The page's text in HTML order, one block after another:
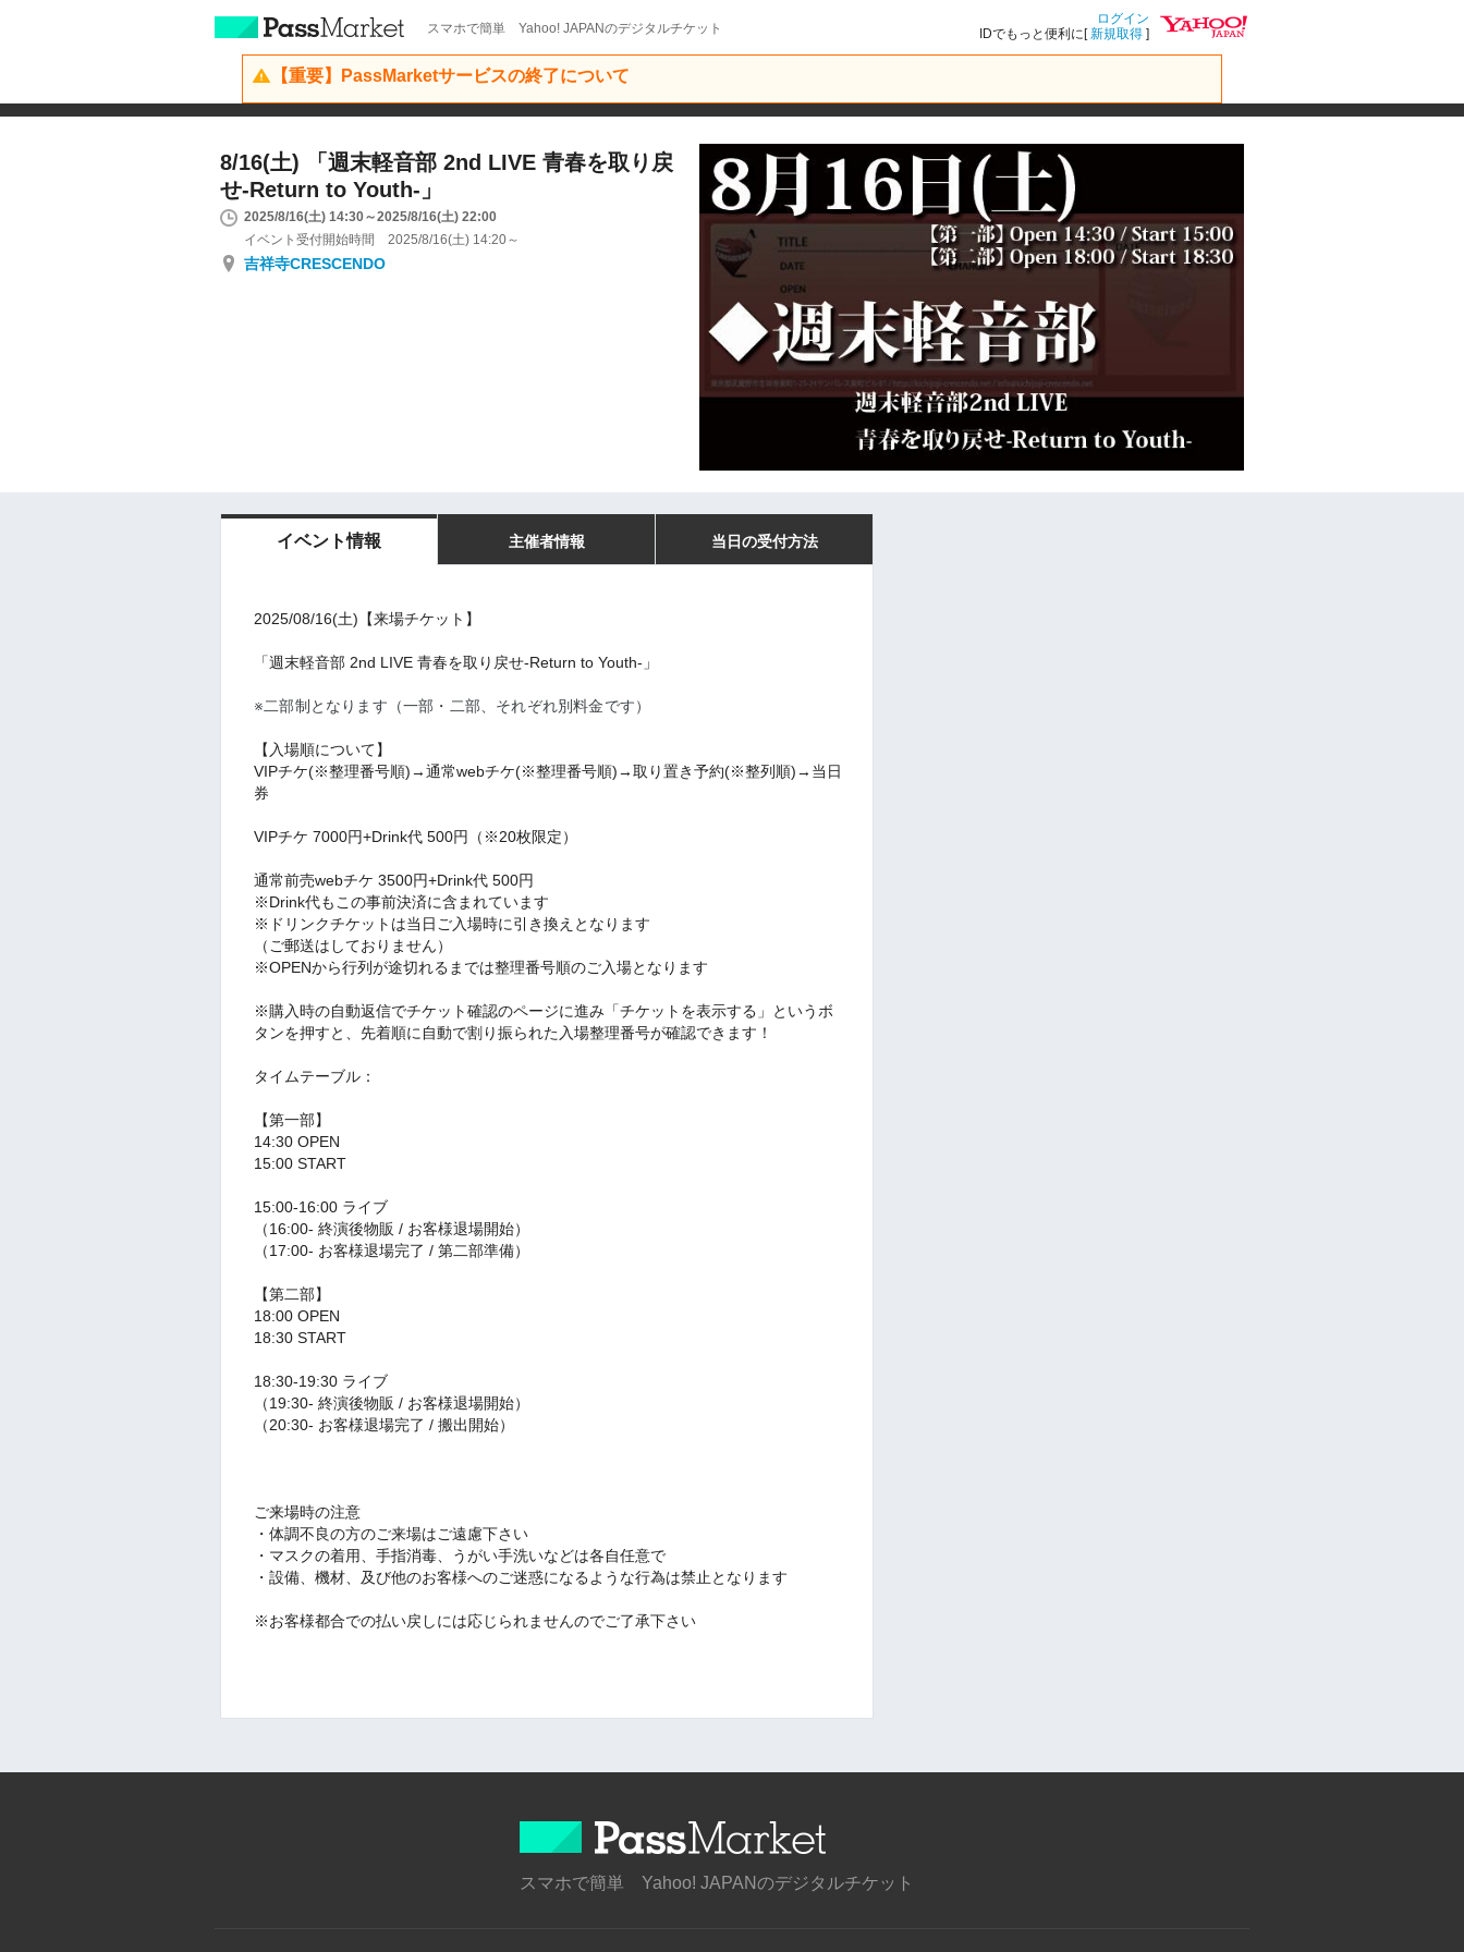
スマホで簡単 Yahoo! JAPANのデジタルチケット
ログイン
IDでもっと便利に[新規取得 ]
【重要】PassMarketサービスの終了について
8/16(土) 「週末軽音部 2nd LIVE 青春を取り戻
せ-Return to Youth-」
2025/8/16(土) 14:30～2025/8/16(土) 22:00
イベント受付開始時間 2025/8/16(土) 14:20～
吉祥寺CRESCENDO
イベント情報 主催者情報 当日の受付方法
2025/08/16(土) 【来場チケット】
「週末軽音部 2nd LIVE 青春を取り戻せ-Return to Youth-」
※二部制となります（一部・二部、それぞれ別料金です）
【入場順について】
VIPチケ(※整理番号順)→通常webチケ(※整理番号順)→取り置き予約(※整列順)→当日
券
VIPチケ 7000円+Drink代 500円（※20枚限定）
通常前売webチケ 3500円+Drink代 500円
※Drink代もこの事前決済に含まれています
※ドリンクチケットは当日ご入場時に引き換えとなります
（ご郵送はしておりません）
※OPENから行列が途切れるまでは整理番号順のご入場となります
※購入時の自動返信でチケット確認のページに進み「チケットを表示する」というボ
タンを押すと、先着順に自動で割り振られた入場整理番号が確認できます！
タイムテーブル：
【第一部】
14:30 OPEN
15:00 START
15:00-16:00 ライブ
（16:00- 終演後物販 / お客様退場開始）
（17:00- お客様退場完了 / 第二部準備）
【第二部】
18:00 OPEN
18:30 START
18:30-19:30 ライブ
（19:30- 終演後物販 / お客様退場開始）
（20:30- お客様退場完了 / 搬出開始）
ご来場時の注意
・体調不良の方のご来場はご遠慮下さい
・マスクの着用、手指消毒、
うがい手洗いなどは各自任意で
・設備、機材、及び他のお客様へのご迷惑になるような行為は禁止となります
※お客様都合での払い戻しには応じられませんのでご了承下さい
スマホで簡単 Yahoo! JAPANのデジタルチケット